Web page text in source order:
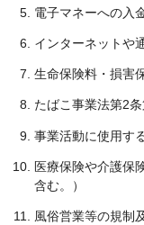
電子マネーへの入
インターネットや
生命保険料・損害
たばこ事業法第2
事業活動に使用す
医療保険や介護保
含む。）
風俗営業等の規制